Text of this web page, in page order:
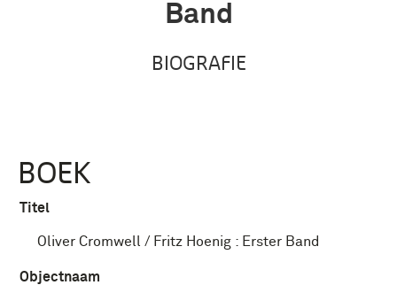
Band
BIOGRAFIE
BOEK
Titel
Oliver Cromwell / Fritz Hoenig : Erster Band
Objectnaam